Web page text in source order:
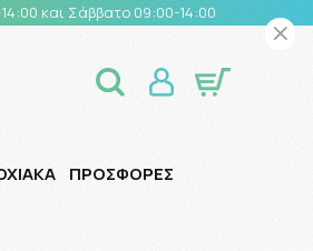
και Σάββατο 09:00-14:00
ΠΡΟΣΦΟΡΕΣ